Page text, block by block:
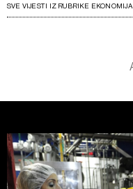
SVE VIJESTI IZ RUBRIKE EKONOMIJA